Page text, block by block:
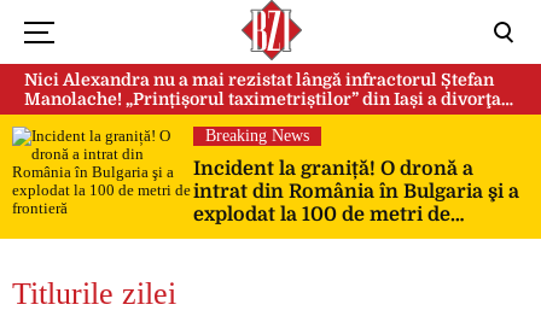
Nici Alexandra nu a mai rezistat lângă infractorul Ștefan
Manolache! „Prințișorul taximetriștilor” din Iași a divorţat
după doi ani de căsnicie
Breaking News
Incident la graniță! O dronă a
intrat din România în Bulgaria şi a
explodat la 100 de metri de
frontieră
Titlurile zilei